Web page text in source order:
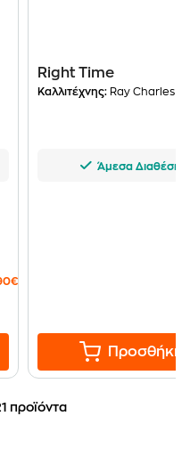
Right Time
Καλλιτέχνης: Ray Charles
Άμεσα Διαθέσιμο
Προσθήκη
προϊόντα